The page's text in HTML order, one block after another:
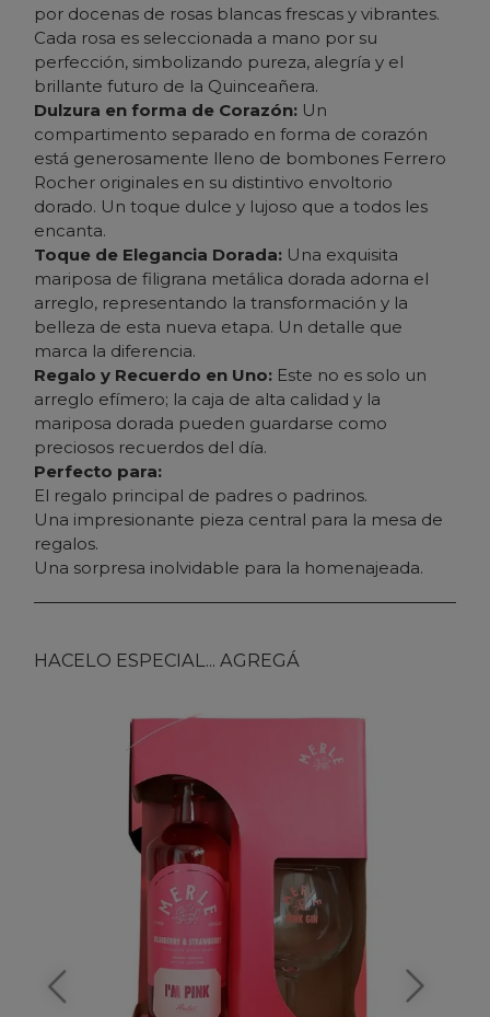
por docenas de rosas blancas frescas y vibrantes.
Cada rosa es seleccionada a mano por su
perfección, simbolizando pureza, alegría y el
brillante futuro de la Quinceañera.
Dulzura en forma de Corazón: Un
compartimento separado en forma de corazón
está generosamente lleno de bombones Ferrero
Rocher originales en su distintivo envoltorio
dorado. Un toque dulce y lujoso que a todos les
encanta.
Toque de Elegancia Dorada: Una exquisita
mariposa de filigrana metálica dorada adorna el
arreglo, representando la transformación y la
belleza de esta nueva etapa. Un detalle que
marca la diferencia.
Regalo y Recuerdo en Uno: Este no es solo un
arreglo efímero; la caja de alta calidad y la
mariposa dorada pueden guardarse como
preciosos recuerdos del día.
Perfecto para:
El regalo principal de padres o padrinos.
Una impresionante pieza central para la mesa de
regalos.
Una sorpresa inolvidable para la homenajeada.
HACELO ESPECIAL... AGREGÁ